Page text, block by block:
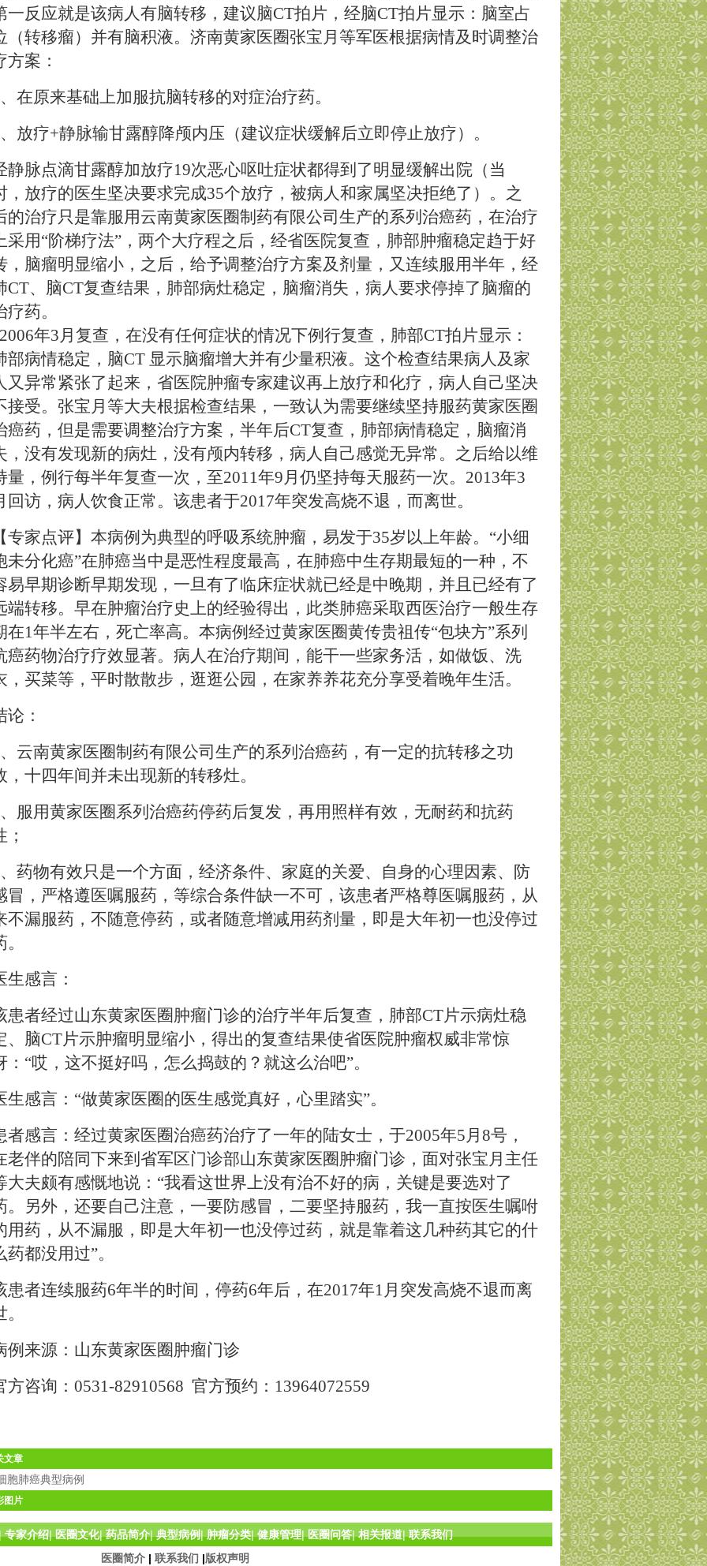
一反应就是该病人有脑转移，建议脑CT拍片 ，经脑CT拍片显示：脑室占
（转移瘤）并有脑积液。济南黄家医圈张宝月等军医根据病情及时调整治
方案：
在原来基础上加服抗脑转移的对症治疗药。
、放疗+静脉输甘露醇降颅内压（建议症状缓解后立即停止放疗）。
静脉点滴甘露醇加放疗19次恶心呕吐症状都得到了明显缓解出院（当
，放疗的医生坚决要求完成35个放疗，被病人和家属坚决拒绝了）。之
的治疗只是靠服用云南黄家医圈制药有限公司生产的系列治癌药，在治疗
采用“阶梯疗法”， 两个大疗程之后，经省医院复查，肺部肿瘤稳定趋于好
，脑瘤明显缩小，之后，给予调整治疗方案及剂量，又连续服用半年，经
CT、脑CT复查结果，肺部病灶稳定，脑瘤消失，病人要求停掉了脑瘤的
疗药。
年3月复查，在没有任何症状的情况下例行复查，肺部CT拍片显示：
部病情稳定，脑CT 显示脑瘤增大并有少量积液。这个检查结果病人及家
又异常紧张了起来，省医院肿瘤专家建议再上放疗和化疗，病人自己坚决
接受。张宝月等大夫根据检查结果，一致认为需要继续坚持服药黄家医圈
癌药，但是需要调整治疗方案， 半年后CT复查，肺部病情稳定，脑瘤消
，没有发现新的病灶，没有颅内转移，病人自己感觉无异常。之后给以维
量，例行每半年复查一次，至2011年9月仍坚持每天服药一次。 2013年3
回访，病人饮食正常。该患者于2017年突发高烧不退，而离世。
专家点评】本病例为典型的呼吸系统肿瘤，易发于35岁以上年龄。 “小细
未分化癌”在肺癌当中是恶性程度最高，在肺癌中生存期最短的一种，不
易早期诊断早期发现，一旦有了临床症状就已经是中晚期，并且已经有了
端转移。早在肿瘤治疗史上的经验得出，此类肺癌采取西医治疗一般生存
在1年半左右，死亡率高。本病例经过黄家医圈黄传贵祖传“包块方”系列
癌药物治疗疗效显著。病人在治疗期间，能干一些家务活，如做饭、洗
，买菜等，平时散散步，逛逛公园，在家养养花充分享受着晚年生活。
论：
、云南黄家医圈制药有限公司生产的系列治癌药，有一定的抗转移之功
，十四年间并未出现新的转移灶。
、服用黄家医圈系列治癌药停药后复发，再用照样有效，无耐药和抗药
；
、药物有效只是一个方面，经济条件、家庭的关爱、自身的心理因素、防
冒，严格遵医嘱服药，等综合条件缺一不可，该患者严格尊医嘱服药，从
不漏服药，不随意停药，或者随意增减用药剂量，即是大年初一也没停过
生感言：
患者经过山东黄家医圈肿瘤门诊的治疗半年后复查，肺部CT片示病灶稳
、脑CT片示肿瘤明显缩小，得出的复查结果使省医院肿瘤权威非常惊
： “哎，这不挺好吗，怎么捣鼓的？就这么治吧”。
生感言：“做黄家医圈的医生感觉真好，心里踏实”。
者感言： 经过黄家医圈治癌药治疗了一年的陆女士，于2005年5月 8号，
老伴的陪同下来到省军区门诊部山东黄家医圈肿瘤门诊，面对张宝月主任
大夫颇有感慨地说： “我看这世界上没有治不好的病，关键是要选对了
。另外，还要自己注意，一要防感冒，二要坚持服药，我一直按医生嘱咐
用药，从不漏服，即是大年初一也没停过药，就是靠着这几种药其它的什
药都没用过”。
患者连续服药6年半的时间，停药6年后，在2017年1月突发高烧不退而离
例来源：山东黄家医圈肿瘤门诊
方咨询：0531-82910568 官方预约：13964072559
文章
胞肺癌典型病例
图片
专家介绍|医圈文化|药品简介|典型病例|肿瘤分类|健康管理|医圈问答|相关报道|联系我们
医圈简介 | 联系我们 |版权声明